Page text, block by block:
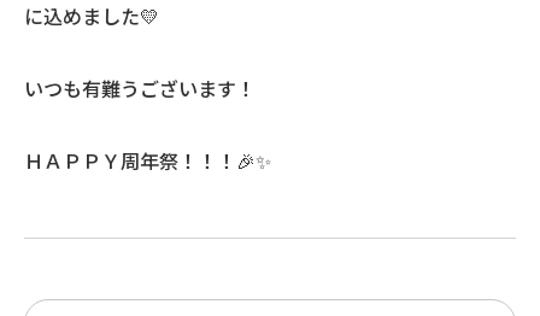
に込めました💛
いつも有難うございます！
ＨＡＰＰＹ周年祭！！！🎉✨